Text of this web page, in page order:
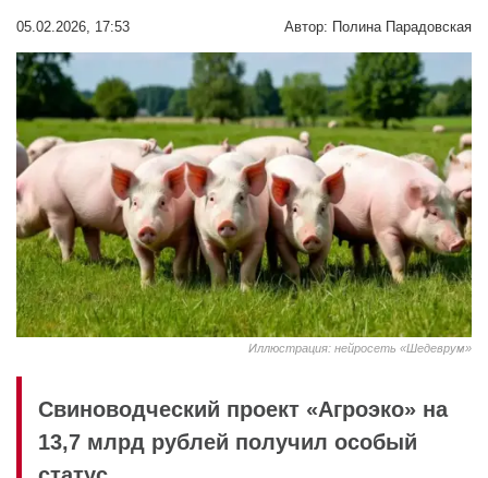
05.02.2026, 17:53 Автор: Полина Парадовская
Иллюстрация: нейросеть «Шедеврум»
Свиноводческий проект «Агроэко» на
13,7 млрд рублей получил особый